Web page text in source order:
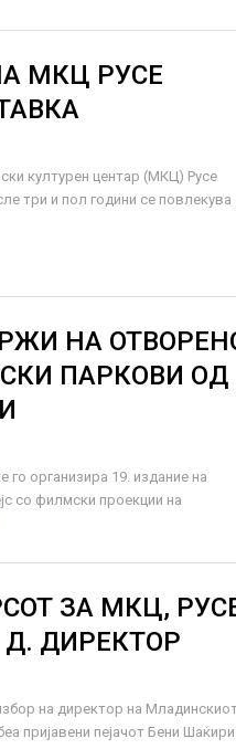
МКЦ РУСЕ
културен центар (МКЦ) Русе
три и пол години се повлекува
НА
ПАРКОВИ ОД
организира 19. издание на
со филмски проекции на
ЗА МКЦ,
Д. ДИРЕКТОР
на директор на
пријавени пејачот Бени